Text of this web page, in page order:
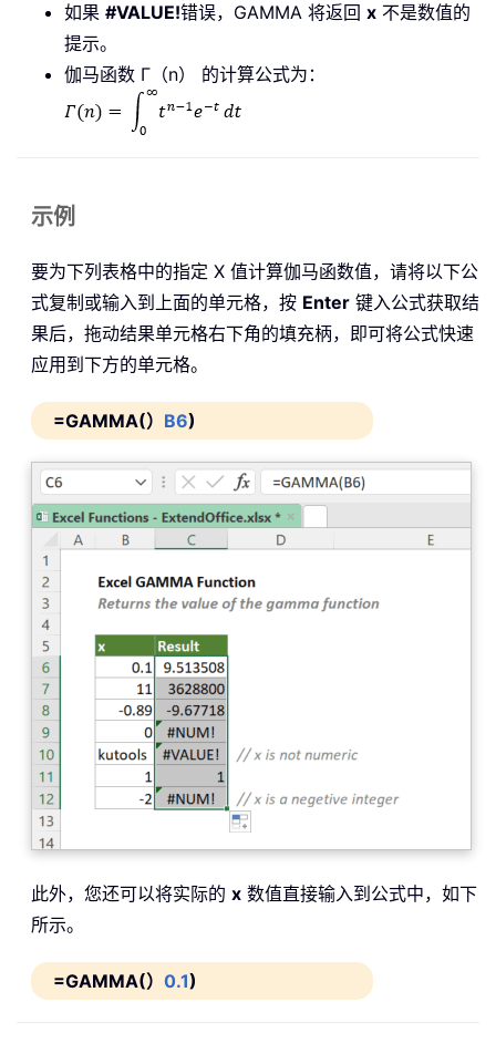
如果 #VALUE!错误，GAMMA 将返回 x 不是数值的
提示。
伽马函数 Γ（n） 的计算公式为：
示例
要为下列表格中的指定 X 值计算伽马函数值，请将以下公
式复制或输入到上面的单元格，按 Enter 键入公式获取结
果后，拖动结果单元格右下角的填充柄，即可将公式快速
应用到下方的单元格。
=GAMMA(） B6)
此外，您还可以将实际的 x 数值直接输入到公式中，如下
所示。
=GAMMA(） 0.1)